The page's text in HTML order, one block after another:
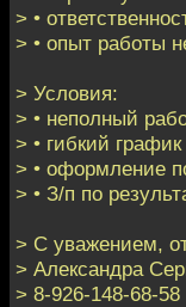
> •
> • опыт работы
> Условия:
> • неполный
> • гибкий график
> • оформление
> • З/п по
> С уважением,
> Александра
> 8-926-148-68-58